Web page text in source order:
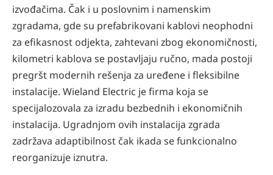
izvođačima. Čak i u poslovnim i namenskim
zgradama, gde su prefabrikovani kablovi neophodni
za efikasnost odjekta, zahtevani zbog ekonomičnosti,
kilometri kablova se postavljaju ručno, mada postoji
pregršt modernih rešenja za uređene i fleksibilne
instalacije. Wieland Electric je firma koja se
specijalozovala za izradu bezbednih i ekonomičnih
instalacija. Ugradnjom ovih instalacija zgrada
zadržava adaptibilnost čak ikada se funkcionalno
reorganizuje iznutra.